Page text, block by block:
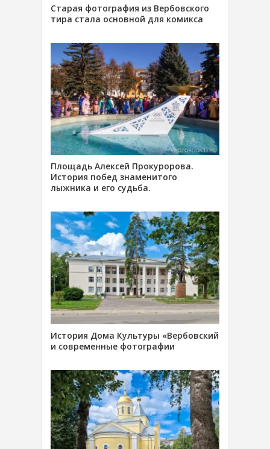
Старая фотография из Вербовского
тира стала основной для комикса
Площадь Алексей Прокуророва.
История побед знаменитого
лыжника и его судьба.
История Дома Культуры «Вербовский
и современные фотографии